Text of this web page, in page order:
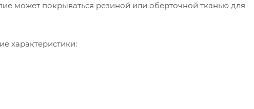
может покрываться резиной или оберточной тканью для
характеристики: